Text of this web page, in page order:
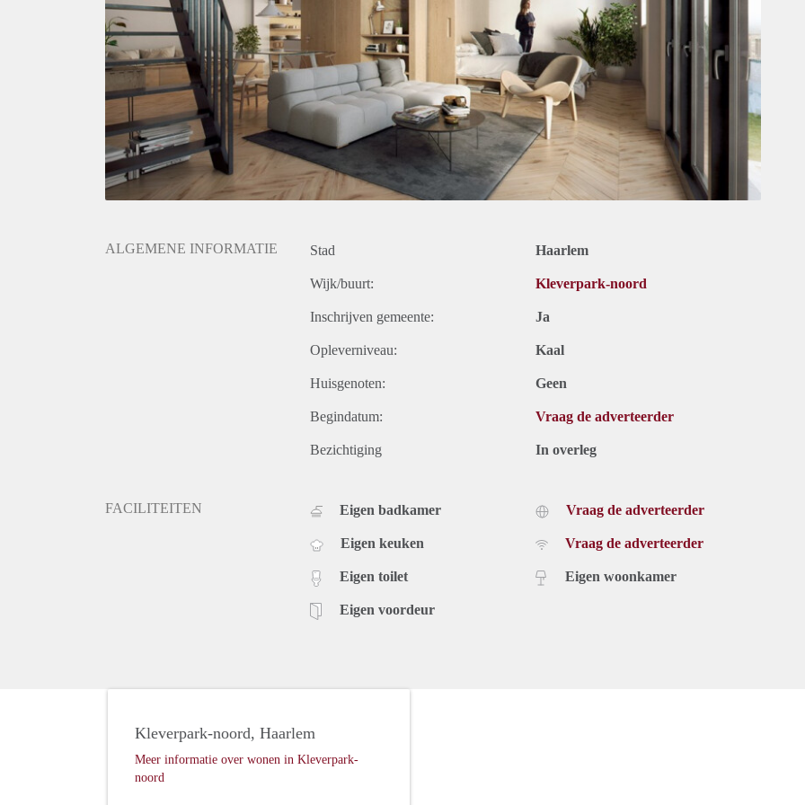
ALGEMENE INFORMATIE Stad Haarlem
Wijk/buurt: Kleverpark-noord
Inschrijven gemeente: Ja
Opleverniveau: Kaal
Huisgenoten: Geen
Begindatum: Vraag de adverteerder
Bezichtiging In overleg
FACILITEITEN Eigen badkamer
Eigen keuken
Eigen toilet
Eigen voordeur
Vraag de adverteerder
Vraag de adverteerder
Eigen woonkamer
Kleverpark-noord, Haarlem
Meer informatie over wonen in Kleverpark-
noord